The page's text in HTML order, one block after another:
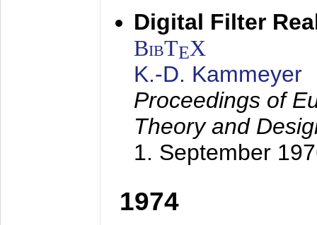
Digital Filter
BibTEX
K.-D. Kammeyer
Proceedings of
Theory and
1. September
1974